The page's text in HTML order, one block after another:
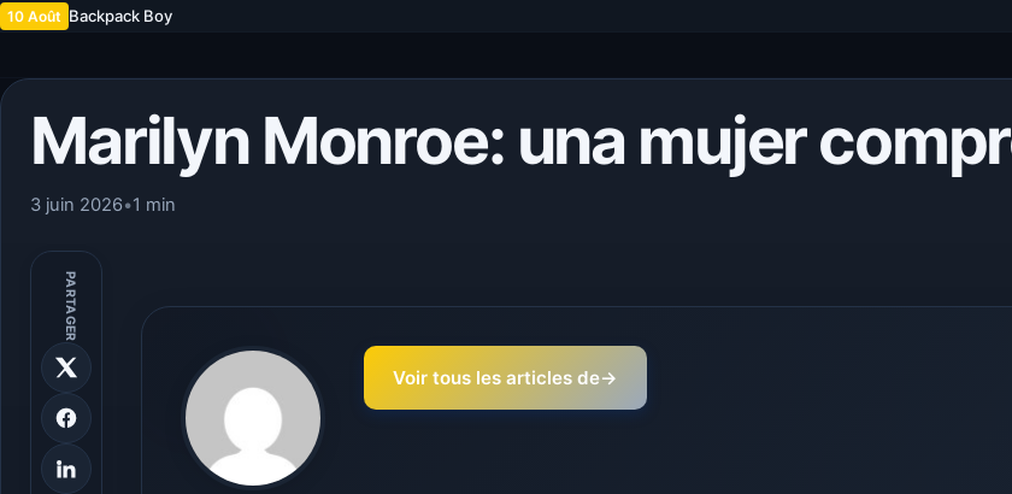
10 Août Backpack Boy
Marilyn Monroe: una mujer
3 juin 2026•1 min
PARTAGER
Voir tous les articles de→